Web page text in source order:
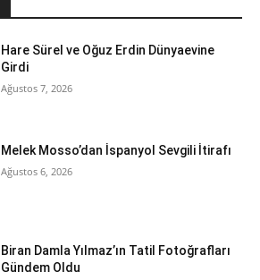
Hare Sürel ve Oğuz Erdin Dünyaevine
Girdi
Ağustos 7, 2026
Melek Mosso’dan İspanyol Sevgili İtirafı
Ağustos 6, 2026
Biran Damla Yılmaz’ın Tatil Fotoğrafları
Gündem Oldu